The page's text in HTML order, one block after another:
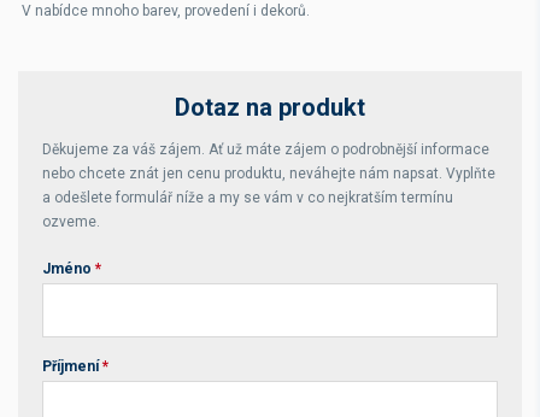
V nabídce mnoho barev, provedení i dekorů.
Dotaz na produkt
Děkujeme za váš zájem. Ať už máte zájem o podrobnější informace
nebo chcete znát jen cenu produktu, neváhejte nám napsat. Vyplňte
a odešlete formulář níže a my se vám v co nejkratším termínu
ozveme.
Jméno *
Příjmení *